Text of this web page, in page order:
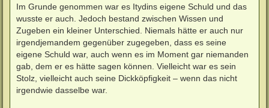
i
r
g
Im Grunde genommen war es Itydins eigene Schuld und das
wusste er auch. Jedoch bestand zwischen Wissen und
Zugeben ein kleiner Unterschied. Niemals hätte er auch nur
irgendjemandem gegenüber zugegeben, dass es seine
eigene Schuld war, auch wenn es im Moment gar niemanden
gab, dem er es hätte sagen können. Vielleicht war es sein
Stolz, vielleicht auch seine Dickköpfigkeit – wenn das nicht
irgendwie dasselbe war.